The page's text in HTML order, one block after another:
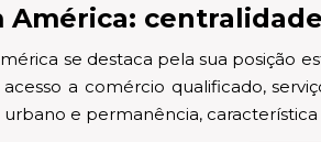
América:
se destaca pela sua posição
a comércio qualificado,
e permanência,